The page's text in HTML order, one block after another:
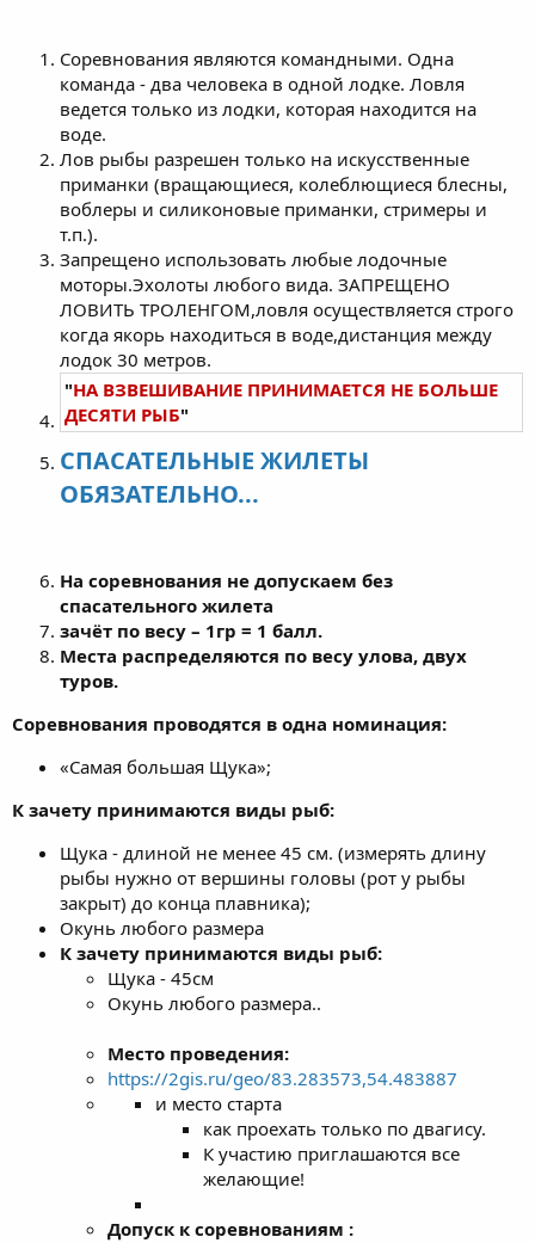
Соревнования являются командными. Одна
команда - два человека в одной лодке. Ловля
ведется только из лодки, которая находится на
воде.
Лов рыбы разрешен только на искусственные
приманки (вращающиеся, колеблющиеся блесны,
воблеры и силиконовые приманки, стримеры и
т.п.).
Запрещено использовать любые лодочные
моторы.Эхолоты любого вида. ЗАПРЕЩЕНО
ЛОВИТЬ ТРОЛЕНГОМ,ловля осуществляется строго
когда якорь находиться в воде,дистанция между
лодок 30 метров.
"НА ВЗВЕШИВАНИЕ ПРИНИМАЕТСЯ НЕ БОЛЬШЕ
ДЕСЯТИ РЫБ"
СПАСАТЕЛЬНЫЕ ЖИЛЕТЫ
ОБЯЗАТЕЛЬНО...
На соревнования не допускаем без
спасательного жилета
зачёт по весу – 1гр = 1 балл.
Места распределяются по весу улова, двух
туров.
Соревнования проводятся в одна номинация:
«Самая большая Щука»;
К зачету принимаются виды рыб:
Щука - длиной не менее 45 см. (измерять длину
рыбы нужно от вершины головы (рот у рыбы
закрыт) до конца плавника);
Окунь любого размера
К зачету принимаются виды рыб:
Щука - 45см
Окунь любого размера..
Место проведения:
https://2gis.ru/geo/83.283573,54.483887
и место старта
как проехать только по двагису.
К участию приглашаются все
желающие!
Допуск к соревнованиям :